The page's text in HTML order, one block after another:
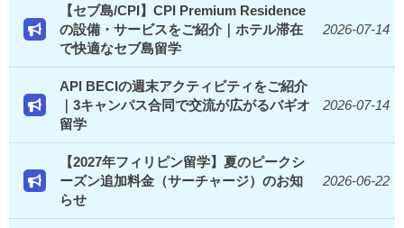
【セブ島/CPI】CPI Premium Residence
の設備・サービスをご紹介｜ホテル滞在
で快適なセブ島留学
2026-07-14
API BECIの週末アクティビティをご紹介
｜3キャンパス合同で交流が広がるバギオ
留学
2026-07-14
【2027年フィリピン留学】夏のピークシ
ーズン追加料金（サーチャージ）のお知
らせ
2026-06-22